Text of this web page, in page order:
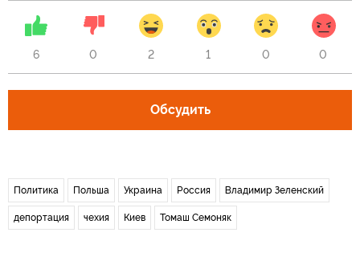
6 0 2 1 0 0
Обсудить
Политика Польша Украина Россия Владимир Зеленский
депортация чехия Киев Томаш Семоняк